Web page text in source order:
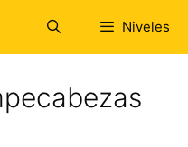
Niveles